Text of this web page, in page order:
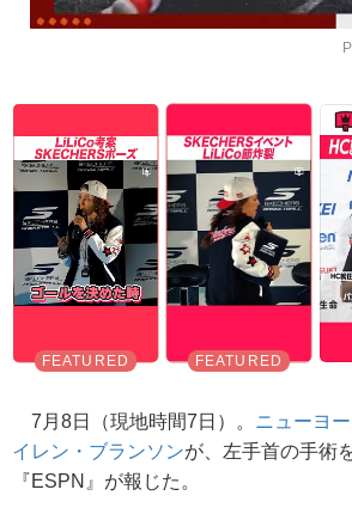
7月8日（現地時間7日）。 ニューヨ
イレン・ブランソンが、左手首の手術
『ESPN』が報じた。